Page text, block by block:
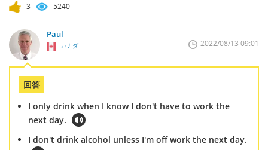
3 5240
Paul
カナダ 2022/08/13 09:01
回答
I only drink when I know I don't have to work the
next day.
I don't drink alcohol unless I'm off work the next day.